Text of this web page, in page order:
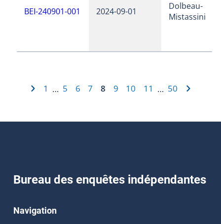
BEI-240901-001 2024-09-01
Dolbeau-
Mistassini
1 … 5 6 7 8 9 10 11 … 50
Bureau des enquêtes indépendantes
Navigation